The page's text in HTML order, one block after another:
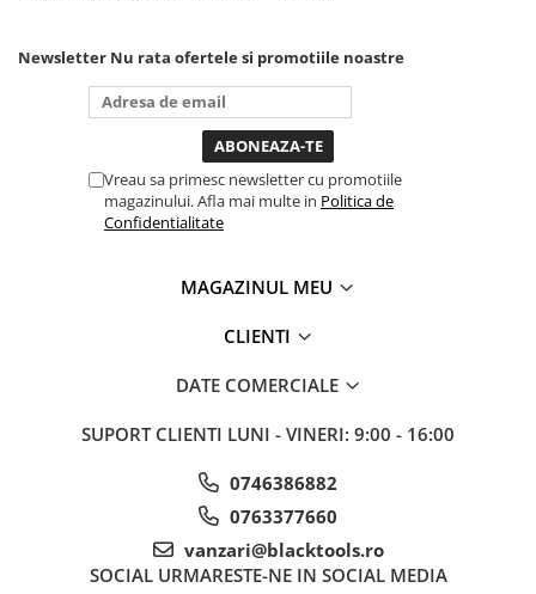
Truse si Accesorii 1/4
Truse si Accesorii 3/4
Truse si acesorii de impact
Accesorii de impact 1"
Accesorii de impact 1/2
Tubulare de impact 1/2
Tubulare 1/2 bihexagonale
Tubulare 1/2 hexagonale
Tubulare 3/4
puternica si de la baterie care
tine destul de mult dar daca o
bagi la priza nu mai ai treaba
toata ziua ,ce...
Newsletter Nu rata ofertele si promotiile noastre
Vreau sa primesc newsletter cu promotiile
magazinului. Afla mai multe in Politica de
Confidentialitate
MAGAZINUL MEU
CLIENTI
DATE COMERCIALE
SUPORT CLIENTI LUNI - VINERI: 9:00 - 16:00
0746386882
0763377660
vanzari@blacktools.ro
SOCIAL URMARESTE-NE IN SOCIAL MEDIA